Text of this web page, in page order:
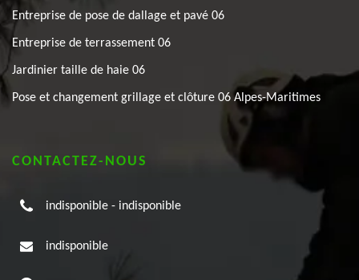
Entreprise de pose de dallage et pavé 06
Entreprise de terrassement 06
Jardinier taille de haie 06
Pose et changement grillage et clôture 06 Alpes-Maritimes
CONTACTEZ-NOUS
indisponible - indisponible
indisponible